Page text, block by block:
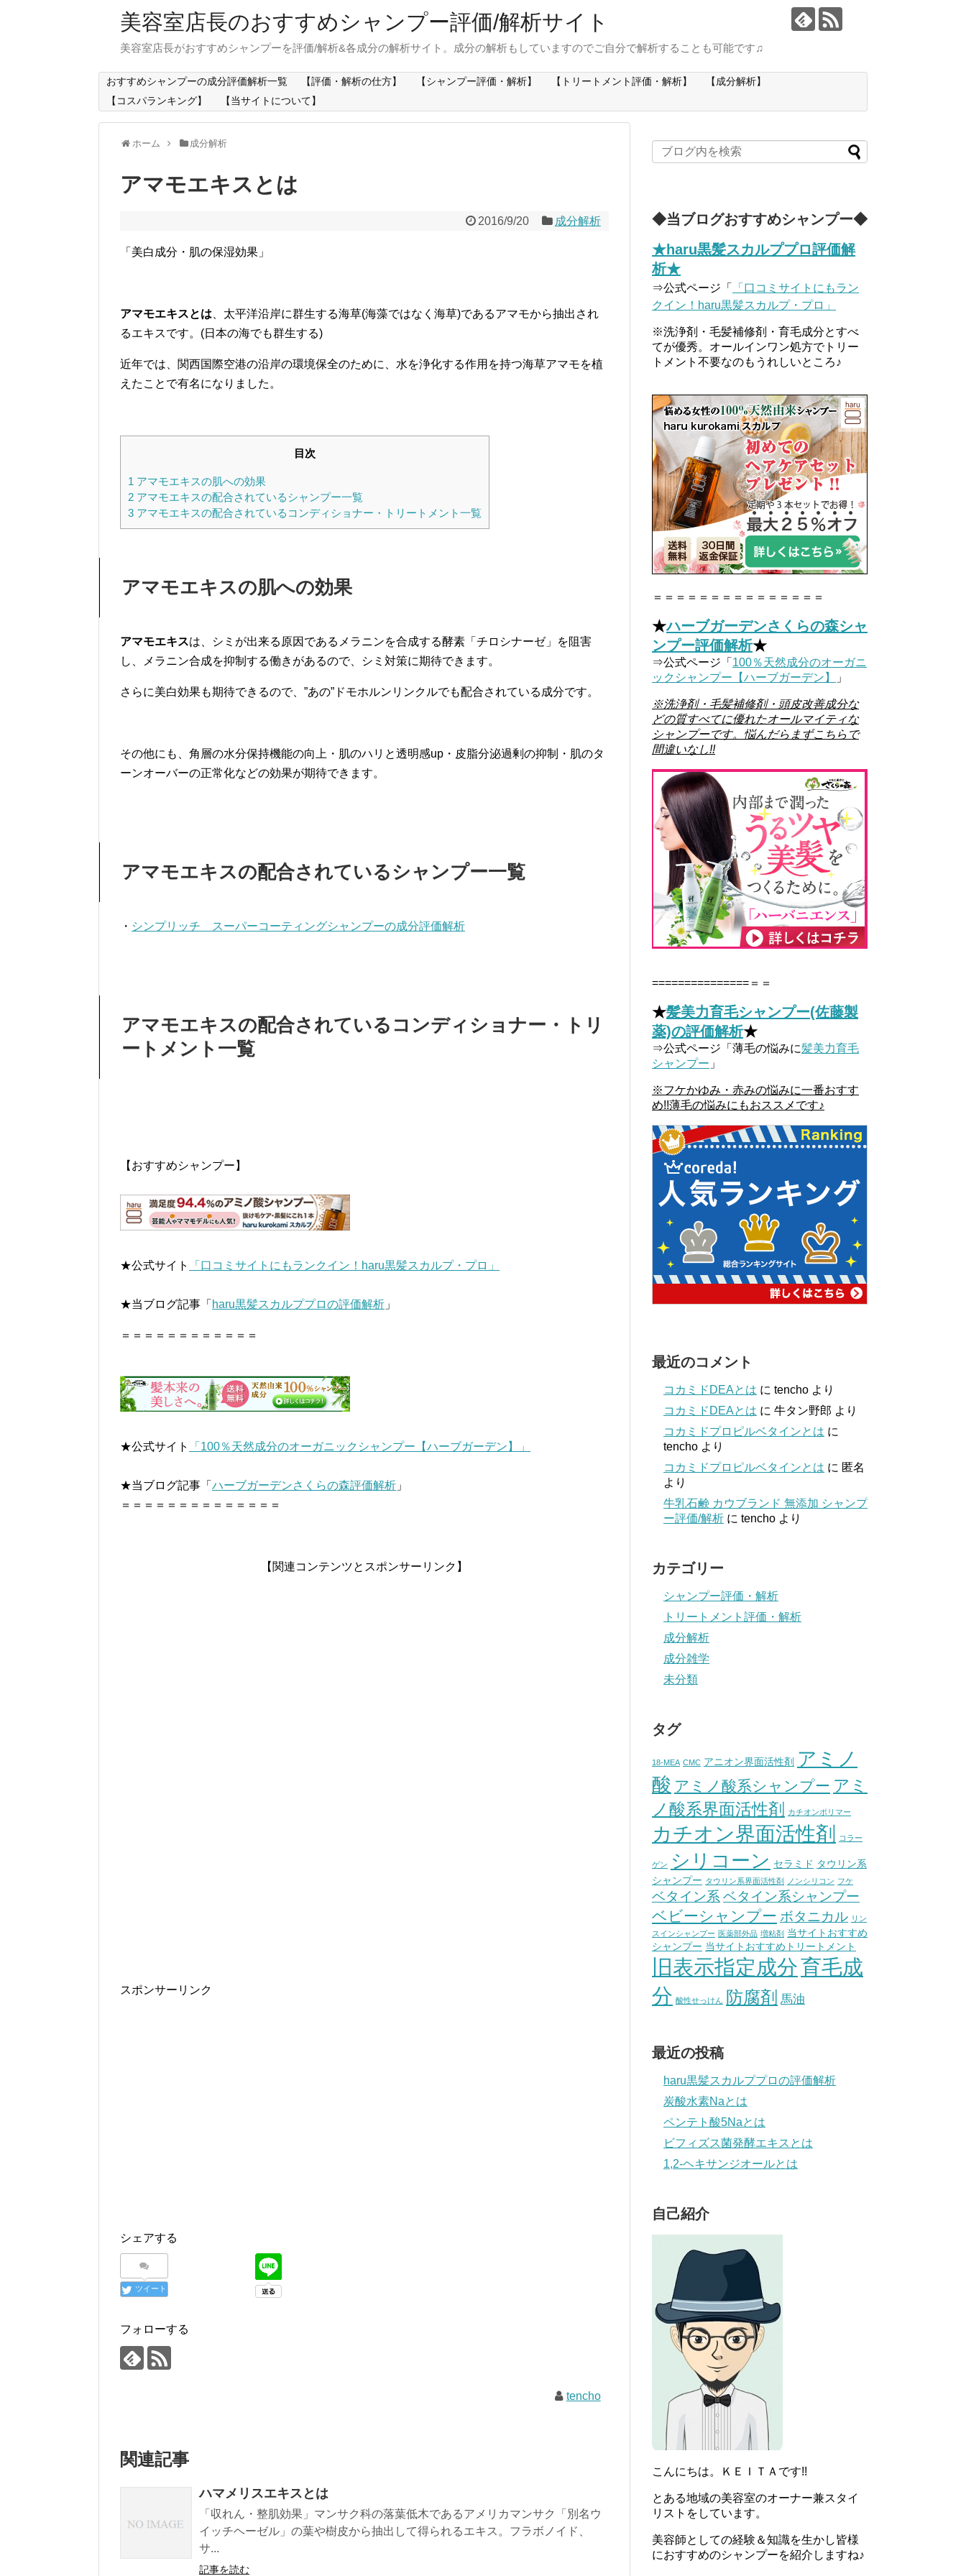
美容室店長のおすすめシャンプー評価/解析サイト
美容室店長がおすすめシャンプーを評価/解析&各成分の解析サイト。成分の解析もしていますのでご自分で解析することも可能です♫
おすすめシャンプーの成分評価解析一覧 【評価・解析の仕方】 【シャンプー評価・解析】 【トリートメント評価・解析】
【成分解析】
【コスパランキング】
【当サイトについて】
ホーム 成分解析
アマモエキスとは
2016/9/20 成分解析
「美白成分・肌の保湿効果」
アマモエキスとは 、太平洋沿岸に群生する海草(海藻ではなく海草)であるアマモから抽出され
るエキスです。(日本の海でも群生する)
近年では、関西国際空港の沿岸の環境保全のために、水を浄化する作用を持つ海草アマモを植
えたことで有名になりました。
目次
1 アマモエキスの肌への効果
2 アマモエキスの配合されているシャンプー一覧
3 アマモエキスの配合されているコンディショナー・トリートメント一覧
アマモエキスの肌への効果
アマモエキスは、シミが出来る原因であるメラニンを合成する酵素「チロシナーゼ」を阻害
し、メラニン合成を抑制する働きがあるので、シミ対策に期待できます。
さらに美白効果も期待できるので、”あの”ドモホルンリンクルでも配合されている成分です。
その他にも、角層の水分保持機能の向上・肌のハリと透明感up・皮脂分泌過剰の抑制・肌のタ
ーンオーバーの正常化などの効果が期待できます。
アマモエキスの配合されているシャンプー一覧
・ シンプリッチ スーパーコーティングシャンプーの成分評価解析
アマモエキスの配合されているコンディショナー・トリ
ートメント一覧
【おすすめシャンプー】
★公式サイト 「口コミサイトにもランクイン！haru黒髪スカルプ・プロ」
★当ブログ記事「 haru黒髪スカルププロの評価解析 」
＝＝＝＝＝＝＝＝＝＝＝＝
★公式サイト 「100％天然成分のオーガニックシャンプー【ハーブガーデン】」
★当ブログ記事「 ハーブガーデンさくらの森評価解析 」
＝＝＝＝＝＝＝＝＝＝＝＝＝＝
【関連コンテンツとスポンサーリンク】
スポンサーリンク
シェアする
ツイート
フォローする
tencho
関連記事
ハマメリスエキスとは
「収れん・整肌効果」マンサク科の落葉低木であるアメリカマンサク「別名ウ
イッチヘーゼル」の葉や樹皮から抽出して得られるエキス。フラボノイド、
サ...
記事を読む
◆当ブログおすすめシャンプー◆
★haru黒髪スカルププロ評価解
析★
⇒公式ページ「
「口コミサイトにもラン
クイン！haru黒髪スカルプ・プロ」
※洗浄剤・毛髪補修剤・育毛成分とすべ
てが優秀。オールインワン処方でトリー
トメント不要なのもうれしいところ♪
＝＝＝＝＝＝＝＝＝＝＝＝＝＝＝
★ハーブガーデンさくらの森シャ
ンプー評価解析★
⇒公式ページ「 100％天然成分のオーガニ
ックシャンプー【ハーブガーデン】
」
※洗浄剤・毛髪補修剤・頭皮改善成分な
どの質すべてに優れたオールマイティな
シャンプーです。悩んだらまずこちらで
間違いなし!!
===============＝＝
★髪美力育毛シャンプー(佐藤製
薬)の評価解析★
⇒公式ページ「薄毛の悩みに髪美力育毛
シャンプー 」
※フケかゆみ・赤みの悩みに一番おすす
め!!薄毛の悩みにもおススメです♪
最近のコメント
コカミドDEAとは に tencho より
コカミドDEAとは に 牛タン野郎 より
コカミドプロピルベタインとは に
tencho より
コカミドプロピルベタインとは に 匿名
より
牛乳石鹸 カウブランド 無添加 シャンプ
ー評価/解析 に tencho より
カテゴリー
シャンプー評価・解析
トリートメント評価・解析
成分解析
成分雑学
未分類
タグ
18-MEA CMC アニオン界面活性剤 アミノ
酸 アミノ酸系シャンプー アミ
ノ酸系界面活性剤
カチオンポリマー
カチオン界面活性剤 コラー
ゲン シリコーン セラミド タウリン系
シャンプー タウリン系界面活性剤 ノンシリコン フケ
ベタイン系 ベタイン系シャンプー
ベビーシャンプー ボタニカル リン
スインシャンプー 医薬部外品 増粘剤 当サイトおすすめ
シャンプー 当サイトおすすめトリートメント
旧表示指定成分育毛成
分 酸性せっけん 防腐剤 馬油
最近の投稿
haru黒髪スカルププロの評価解析
炭酸水素Naとは
ペンテト酸5Naとは
ビフィズス菌発酵エキスとは
1,2-ヘキサンジオールとは
自己紹介
こんにちは。ＫＥＩＴＡです!!
とある地域の美容室のオーナー兼スタイ
リストをしています。
美容師としての経験＆知識を生かし皆様
におすすめのシャンプーを紹介しますね♪